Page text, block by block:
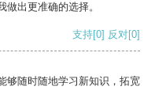
出更准确的选择。
支持[0] 反对[0]
够随时随地学习新知识，拓宽